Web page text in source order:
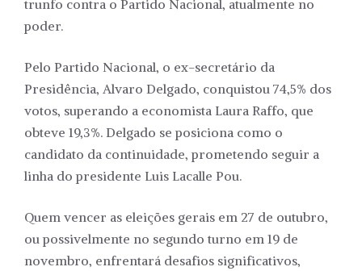
trunfo contra o Partido Nacional, atualmente no
poder.
Pelo Partido Nacional, o ex-secretário da
Presidência, Alvaro Delgado, conquistou 74,5% dos
votos, superando a economista Laura Raffo, que
obteve 19,3%. Delgado se posiciona como o
candidato da continuidade, prometendo seguir a
linha do presidente Luis Lacalle Pou.
Quem vencer as eleições gerais em 27 de outubro,
ou possivelmente no segundo turno em 19 de
novembro, enfrentará desafios significativos,